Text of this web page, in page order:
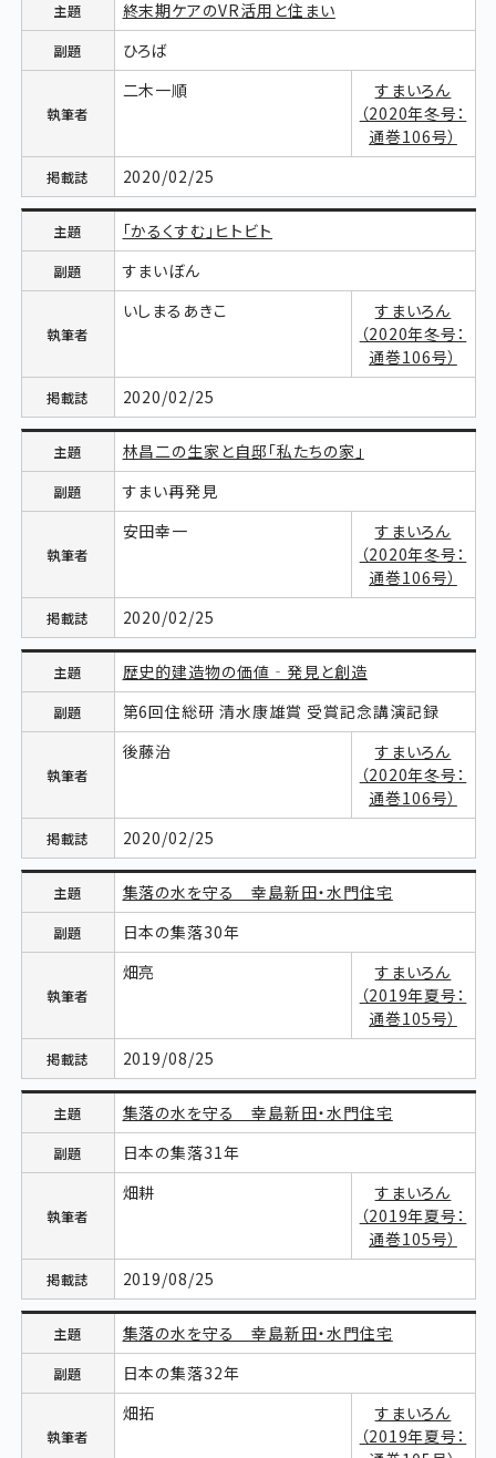
終末期ケアのVR活用と住まい
ひろば
二木一順
すまいろん
（2020年冬号：
通巻106号）
2020/02/25
「かるくすむ」ヒトビト
すまいぼん
いしまるあきこ
すまいろん
（2020年冬号：
通巻106号）
2020/02/25
林昌二の生家と自邸「私たちの家」
すまい再発見
安田幸一
すまいろん
（2020年冬号：
通巻106号）
2020/02/25
歴史的建造物の価値‐発見と創造
第6回住総研 清水康雄賞 受賞記念講演記録
後藤治
すまいろん
（2020年冬号：
通巻106号）
2020/02/25
集落の水を守る 幸島新田・水門住宅
日本の集落30年
畑亮
すまいろん
（2019年夏号：
通巻105号）
2019/08/25
集落の水を守る 幸島新田・水門住宅
日本の集落31年
畑耕
すまいろん
（2019年夏号：
通巻105号）
2019/08/25
集落の水を守る 幸島新田・水門住宅
日本の集落32年
畑拓
すまいろん
（2019年夏号：